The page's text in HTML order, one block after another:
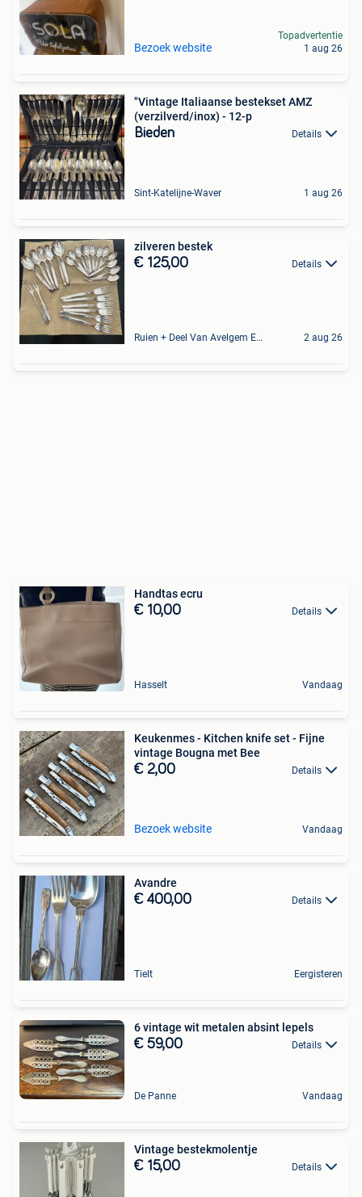
Bezoek website
Topadvertentie
1 aug 26
"Vintage Italiaanse bestekset AMZ
(verzilverd/inox) - 12-p
Bieden Details
Sint-Katelijne-Waver 1 aug 26
zilveren bestek
€ 125,00 Details
Ruien + Deel Van Avelgem En Waarmaarde 2 aug 26
Handtas ecru
€ 10,00 Details
Hasselt Vandaag
Keukenmes - Kitchen knife set - Fijne
vintage Bougna met Bee
€ 2,00 Details
Bezoek website Vandaag
Avandre
€ 400,00 Details
Tielt Eergisteren
6 vintage wit metalen absint lepels
€ 59,00 Details
De Panne Vandaag
Vintage bestekmolentje
€ 15,00 Details